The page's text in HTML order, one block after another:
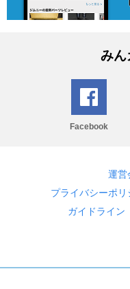
みん
Facebook
運営
プライバシーポリ
ガイドライン